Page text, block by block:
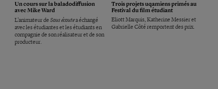
Un cours sur la baladodiffusion
avec Mike Ward
L’animateur de Sous écoutea échangé
avec les étudiantes et les étudiants en
compagnie de son réalisateur et de son
producteur.
Trois projets uqamiens primés au
Festival du film étudiant
Eliott Marquis, Katherine Messier et
Gabrielle Côté remportent des prix.